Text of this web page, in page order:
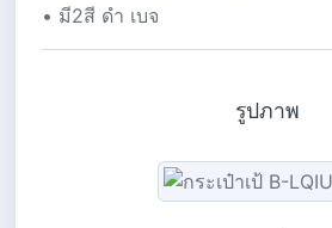
• มี2สี ดำ เบจ
รูปภาพ